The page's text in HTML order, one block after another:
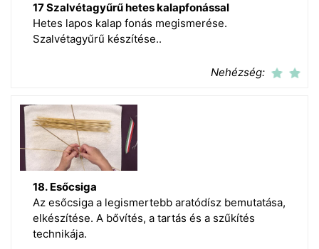
17 Szalvétagyűrű hetes kalapfonással
Hetes lapos kalap fonás megismerése.
Szalvétagyűrű készítése..
Nehézség:
18. Esőcsiga
Az esőcsiga a legismertebb aratódísz bemutatása,
elkészítése. A bővítés, a tartás és a szűkítés
technikája.